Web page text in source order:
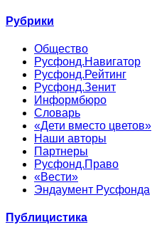
Рубрики
Общество
Русфонд.Навигатор
Русфонд.Рейтинг
Русфонд.Зенит
Информбюро
Словарь
«Дети вместо цветов»
Наши авторы
Партнеры
Русфонд.Право
«Вести»
Эндаумент Русфонда
Публицистика